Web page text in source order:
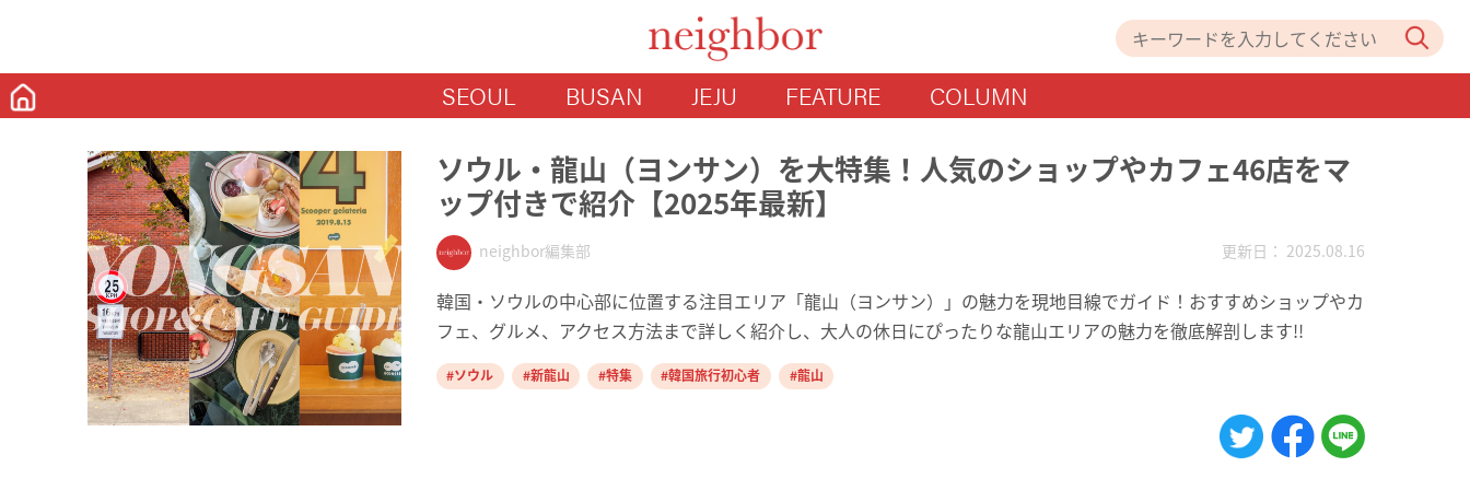
SEOUL BUSAN JEJU FEATURE COLUMN
ソウル・龍山（ヨンサン）を大特集！人気のショップやカフェ46店をマ
ップ付きで紹介【2025年最新】
neighbor編集部 更新日： 2025.08.16
韓国・ソウルの中心部に位置する注目エリア「龍山（ヨンサン）」の魅力を現地目線でガイド！おすすめショップやカ
フェ、グルメ、アクセス方法まで詳しく紹介し、大人の休日にぴったりな龍山エリアの魅力を徹底解剖します!!
ソウル 新龍山 特集 韓国旅行初心者 龍山